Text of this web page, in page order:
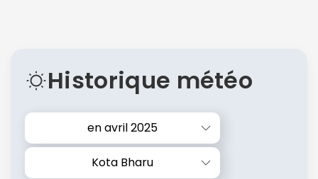
Historique météo
en avril 2025
Kota Bharu